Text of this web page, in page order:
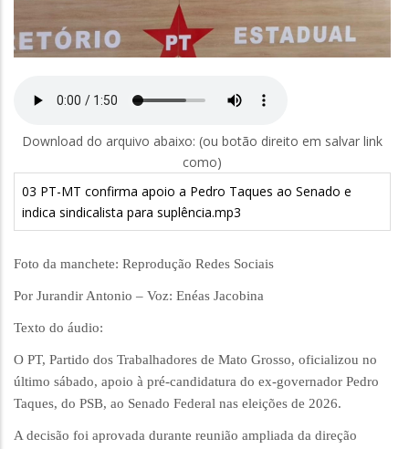
Download do arquivo abaixo: (ou botão direito em salvar link
como)
03 PT-MT confirma apoio a Pedro Taques ao Senado e
indica sindicalista para suplência.mp3
Foto da manchete: Reprodução Redes Sociais
Por Jurandir Antonio – Voz: Enéas Jacobina
Texto do áudio:
O PT, Partido dos Trabalhadores de Mato Grosso, oficializou no
último sábado, apoio à pré-candidatura do ex-governador Pedro
Taques, do PSB, ao Senado Federal nas eleições de 2026.
A decisão foi aprovada durante reunião ampliada da direção